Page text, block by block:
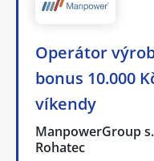
Operátor
bonus 10.000
víkendy
ManpowerGroup
Rohatec